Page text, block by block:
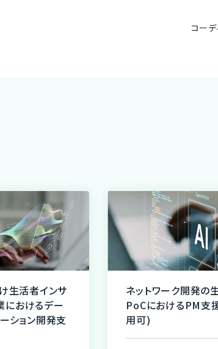
コー
生活者インサ
におけるデー
ション開発支
ネットワーク開発の
PoCにおけるPM支
用可)